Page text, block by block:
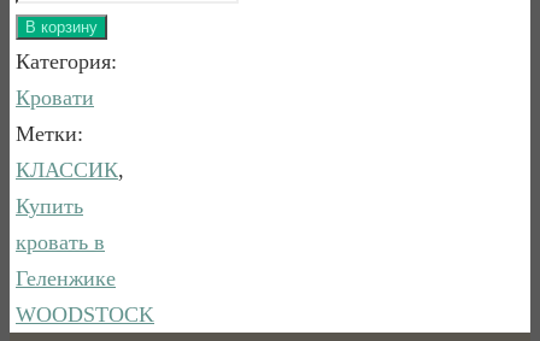
В корзину
Категория:
Кровати
Метки:
КЛАССИК,
Купить
кровать в
Геленжике
WOODSTOCK